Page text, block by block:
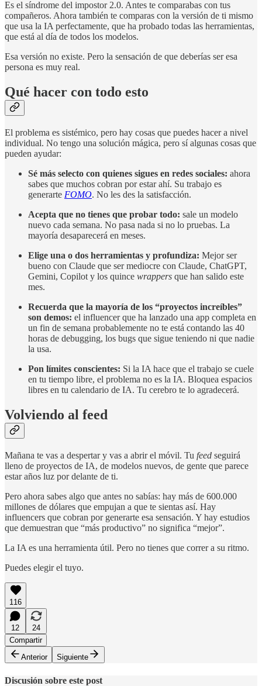
Es el síndrome del impostor 2.0. Antes te comparabas con tus
compañeros. Ahora también te comparas con la versión de ti mismo
que usa la IA perfectamente, que ha probado todas las herramientas,
que está al día de todos los modelos.
Esa versión no existe. Pero la sensación de que deberías ser esa
persona es muy real.
Qué hacer con todo esto
El problema es sistémico, pero hay cosas que puedes hacer a nivel
individual. No tengo una solución mágica, pero sí algunas cosas que
pueden ayudar:
Sé más selecto con quienes sigues en redes sociales: ahora
sabes que muchos cobran por estar ahí. Su trabajo es
generarte FOMO. No les des la satisfacción.
Acepta que no tienes que probar todo: sale un modelo
nuevo cada semana. No pasa nada si no lo pruebas. La
mayoría desaparecerá en meses.
Elige una o dos herramientas y profundiza: Mejor ser
bueno con Claude que ser mediocre con Claude, ChatGPT,
Gemini, Copilot y los quince wrappers que han salido este
mes.
Recuerda que la mayoría de los “proyectos increíbles”
son demos: el influencer que ha lanzado una app completa en
un fin de semana probablemente no te está contando las 40
horas de debugging, los bugs que sigue teniendo ni que nadie
la usa.
Pon límites conscientes: Si la IA hace que el trabajo se cuele
en tu tiempo libre, el problema no es la IA. Bloquea espacios
libres en tu calendario de IA. Tu cerebro te lo agradecerá.
Volviendo al feed
Mañana te vas a despertar y vas a abrir el móvil. Tu feed seguirá
lleno de proyectos de IA, de modelos nuevos, de gente que parece
estar años luz por delante de ti.
Pero ahora sabes algo que antes no sabías: hay más de 600.000
millones de dólares que empujan a que te sientas así. Hay
influencers que cobran por generarte esa sensación. Y hay estudios
que demuestran que “más productivo” no significa “mejor”.
La IA es una herramienta útil. Pero no tienes que correr a su ritmo.
Puedes elegir el tuyo.
116
12
24
Compartir
Anterior
Siguiente
Discusión sobre este post